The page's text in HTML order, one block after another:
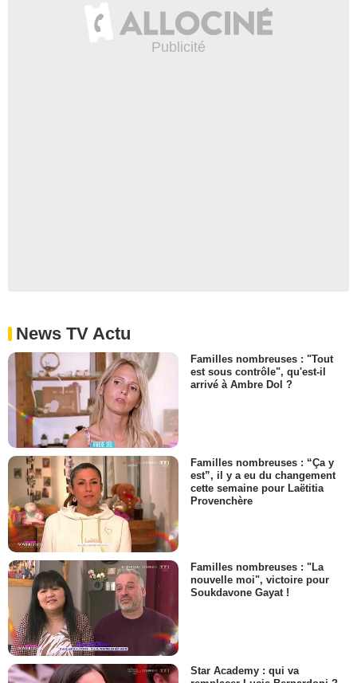
News TV Actu
Familles nombreuses : "Tout
est sous contrôle", qu'est-il
arrivé à Ambre Dol ?
Familles nombreuses : “Ça y
est”, il y a eu du changement
cette semaine pour Laëtitia
Provenchère
Familles nombreuses : "La
nouvelle moi", victoire pour
Soukdavone Gayat !
Star Academy : qui va